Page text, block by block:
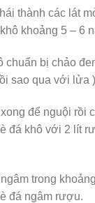
thành các lát
khoảng 5 – 6
chuẩn bị chảo
sao qua với lửa )
để nguội rồi
đá khô với 2 lít
trong
đá ngâm rượu.